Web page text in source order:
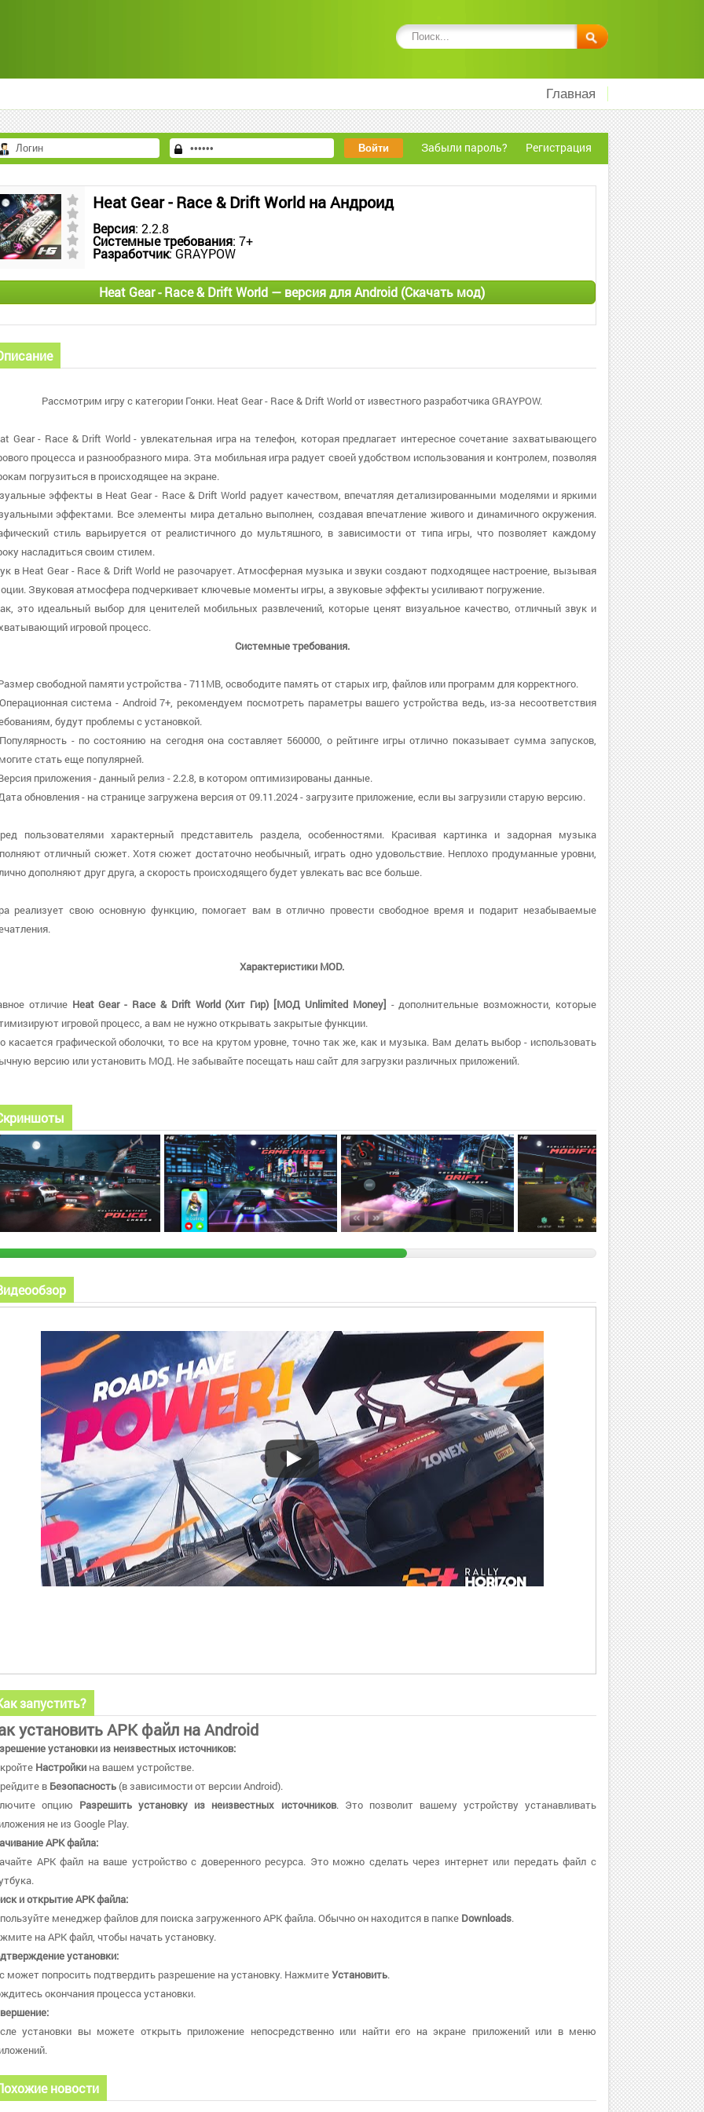
Главная
Забыли пароль? Регистрация
Heat Gear - Race & Drift World на Андроид
Версия: 2.2.8
Системные требования: 7+
Разработчик: GRAYPOW
Heat Gear - Race & Drift World — версия для Android (Скачать мод)
Рассмотрим игру с категории Гонки. Heat Gear - Race & Drift World от известного разработчика GRAYPOW.
Gear - Race & Drift World - увлекательная игра на телефон, которая предлагает интересное сочетание захватывающего
процесса и разнообразного мира. Эта мобильная игра радует своей удобством использования и контролем, позволяя
погрузиться в происходящее на экране.
эффекты в Heat Gear - Race & Drift World радует качеством, впечатляя детализированными моделями и яркими
эффектами. Все элементы мира детально выполнен, создавая впечатление живого и динамичного окружения.
стиль варьируется от реалистичного до мультяшного, в зависимости от типа игры, что позволяет каждому
насладиться своим стилем.
в Heat Gear - Race & Drift World не разочарует. Атмосферная музыка и звуки создают подходящее настроение, вызывая
Звуковая атмосфера подчеркивает ключевые моменты игры, а звуковые эффекты усиливают погружение.
это идеальный выбор для ценителей мобильных развлечений, которые ценят визуальное качество, отличный звук и
игровой процесс.
Системные требования.
свободной памяти устройства - 711MB, освободите память от старых игр, файлов или программ для корректного.
система - Android 7+, рекомендуем посмотреть параметры вашего устройства ведь, из-за несоответствия
будут проблемы с установкой.
- по состоянию на сегодня она составляет 560000, о рейтинге игры отлично показывает сумма запусков,
стать еще популярней.
приложения - данный релиз - 2.2.8, в котором оптимизированы данные.
обновления - на странице загружена версия от 09.11.2024 - загрузите приложение, если вы загрузили старую версию.
пользователями характерный представитель раздела, особенностями. Красивая картинка и задорная музыка
отличный сюжет. Хотя сюжет достаточно необычный, играть одно удовольствие. Неплохо продуманные уровни,
дополняют друг друга, а скорость происходящего будет увлекать вас все больше.
реализует свою основную функцию, помогает вам в отлично провести свободное время и подарит незабываемые
Характеристики MOD.
отличие Heat Gear - Race & Drift World (Хит Гир) [МОД Unlimited Money] - дополнительные возможности, которые
игровой процесс, а вам не нужно открывать закрытые функции.
касается графической оболочки, то все на крутом уровне, точно так же, как и музыка. Вам делать выбор - использовать
версию или установить МОД. Не забывайте посещать наш сайт для загрузки различных приложений.
запустить?
установить APK файл на Android
установки из неизвестных источников:
Настройки на вашем устройстве.
в Безопасность (в зависимости от версии Android).
опцию Разрешить установку из неизвестных источников. Это позволит вашему устройству устанавливать
не из Google Play.
APK файла:
APK файл на ваше устройство с доверенного ресурса. Это можно сделать через интернет или передать файл с
и открытие APK файла:
менеджер файлов для поиска загруженного APK файла. Обычно он находится в папке Downloads.
на APK файл, чтобы начать установку.
установки:
может попросить подтвердить разрешение на установку. НажмитеУстановить.
окончания процесса установки.
установки вы можете открыть приложение непосредственно или найти его на экране приложений или в меню
новости